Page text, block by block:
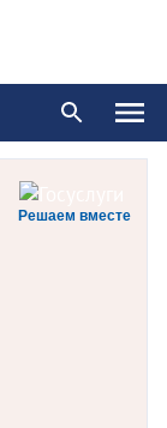
Решаем вместе